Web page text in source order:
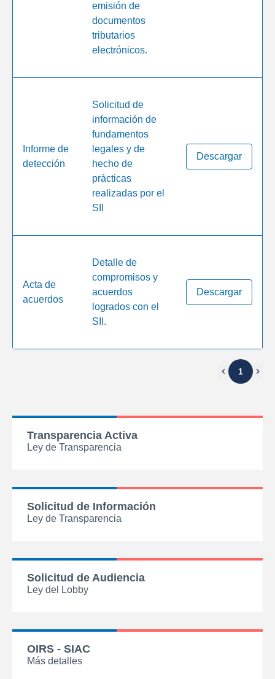
emisión de
documentos
tributarios
electrónicos.
Informe de
detección
Solicitud de
información de
fundamentos
legales y de
hecho de
prácticas
realizadas por el
SII
Descargar
Acta de
acuerdos
Detalle de
compromisos y
acuerdos
logrados con el
SII.
Descargar
1
Transparencia Activa
Ley de Transparencia
Solicitud de Información
Ley de Transparencia
Solicitud de Audiencia
Ley del Lobby
OIRS - SIAC
Más detalles